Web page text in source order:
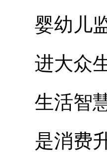
婴幼儿
进大众
生活智
是消费